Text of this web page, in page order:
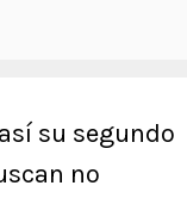
su segundo
no